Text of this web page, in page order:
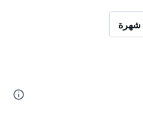
شهرة